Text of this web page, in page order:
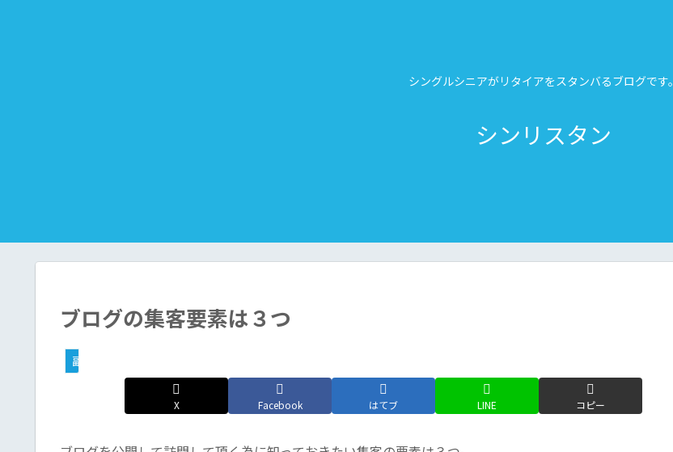
シングルシニアがリタイアをスタンバるブログです。
シンリスタン
ブログの集客要素は３つ
副業（ブログ収益化）
X Facebook はてブ LINE コピー